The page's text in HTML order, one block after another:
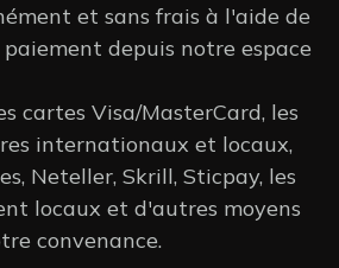
et sans frais à l'aide de
depuis notre espace
cartes Visa/MasterCard, les
internationaux et locaux,
Neteller, Skrill, Sticpay, les
locaux et d'autres moyens
convenance.